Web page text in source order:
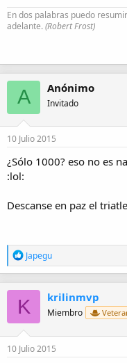
En dos palabras puedo
adelante.(Robert Frost)
A Anónimo
Invitado
10 Julio 2015
¿Sólo 1000? eso no es
:lol:
Descanse en paz el
R
e
a
c
c
i
o
n
e
s
Japegu
K krilinmvp
Miembro
10 Julio 2015